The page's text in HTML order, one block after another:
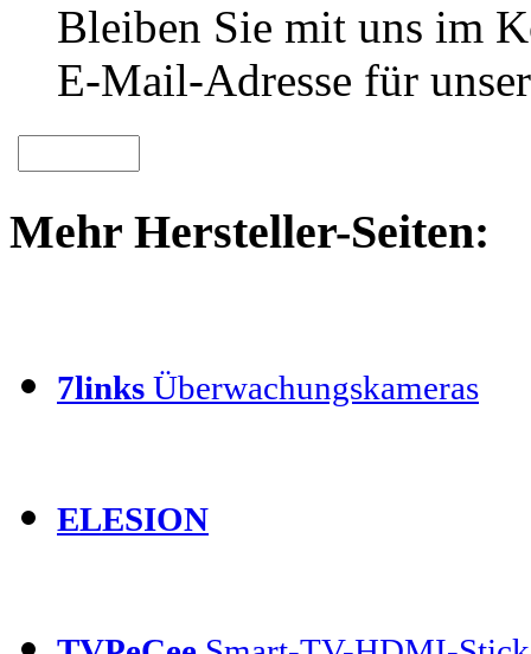
Bleiben Sie mit uns im
E-Mail-Adresse für
Mehr Hersteller-Seiten:
7links Überwachungskameras
ELESION